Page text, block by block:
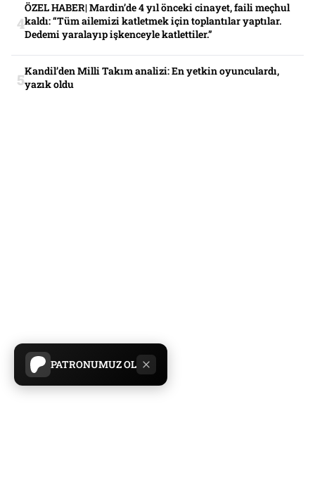
PATRONUMUZ OL
ÖZEL HABER| Mardin’de 4 yıl önceki cinayet, faili meçhul
kaldı: “Tüm ailemizi katletmek için toplantılar yaptılar.
Dedemi yaralayıp işkenceyle katlettiler.”
Kandil’den Milli Takım analizi: En yetkin oyunculardı,
yazık oldu